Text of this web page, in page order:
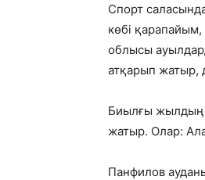
Спорт
көбі
облысы
атқарып жатыр,
Биылғы жылдың
жатыр. Олар:
Панфилов